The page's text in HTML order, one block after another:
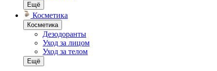
Ещё
Косметика
Косметика
Дезодоранты
Уход за лицом
Уход за телом
Ещё